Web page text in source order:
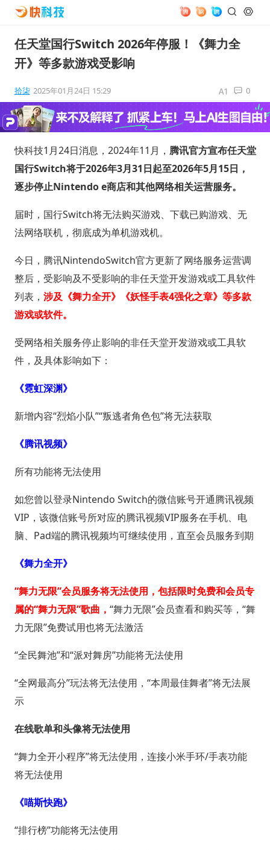
任天堂国行Switch 2026年停服！《舞力全
开》等多款游戏受影响
拾柒 2025年01月24日 15:29 0
快科技1月24日消息，2024年11月， 腾讯官方宣布任天堂
国行Switch将于2026年3月31日起至2026年5月15日，
逐步停止Nintendo e商店和其他网络相关运营服务。
届时，国行Switch将无法购买游戏、下载已购游戏、无
法网络联机，彻底成为单机游戏机。
今日，腾讯NintendoSwitch官方更新了网络服务运营调
整后，受影响及不受影响的非任天堂开发游戏或工具软件
列表， 涉及《舞力全开》《妖怪手表4强化之章》等多款
游戏或软件。
受网络相关服务停止影响的非任天堂开发游戏或工具软
件，及具体影响如下：
《霓虹深渊》
新增内容“烈焰小队”“叛逃者角色包”将无法获取
《腾讯视频》
所有功能将无法使用
如您曾以登录Nintendo Switch的微信账号开通腾讯视频
VIP，该微信账号所对应的腾讯视频VIP服务在手机、电
脑、Pad端的腾讯视频均可继续使用，直至会员服务到期
《舞力全开》
“舞力无限”会员服务将无法使用，包括限时免费和会员专
属的“舞力无限”歌曲， “舞力无限”会员查看和购买等，“舞
力无限”免费试用也将无法激活
“全民舞池”和“派对舞房”功能将无法使用
“全网最高分”玩法将无法使用，“本周最佳舞者”将无法展
示
在线歌单和头像将无法使用
“舞力全开小程序”将无法使用，连接小米手环/手表功能
将无法使用
《喵斯快跑》
“排行榜”功能将无法使用